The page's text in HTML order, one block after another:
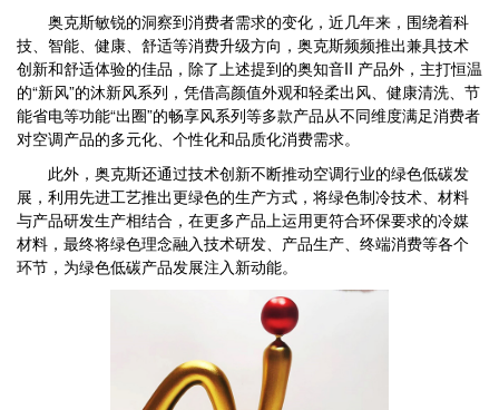
奥克斯敏锐的洞察到消费者需求的变化，近几年来，围绕着科
技、智能、健康、舒适等消费升级方向，奥克斯频频推出兼具技术
创新和舒适体验的佳品，除了上述提到的奥知音II 产品外，主打恒温
的“新风”的沐新风系列，凭借高颜值外观和轻柔出风、健康清洗、节
能省电等功能“出圈”的畅享风系列等多款产品从不同维度满足消费者
对空调产品的多元化、个性化和品质化消费需求。
此外，奥克斯还通过技术创新不断推动空调行业的绿色低碳发
展，利用先进工艺推出更绿色的生产方式，将绿色制冷技术、材料
与产品研发生产相结合，在更多产品上运用更符合环保要求的冷媒
材料，最终将绿色理念融入技术研发、产品生产、终端消费等各个
环节，为绿色低碳产品发展注入新动能。